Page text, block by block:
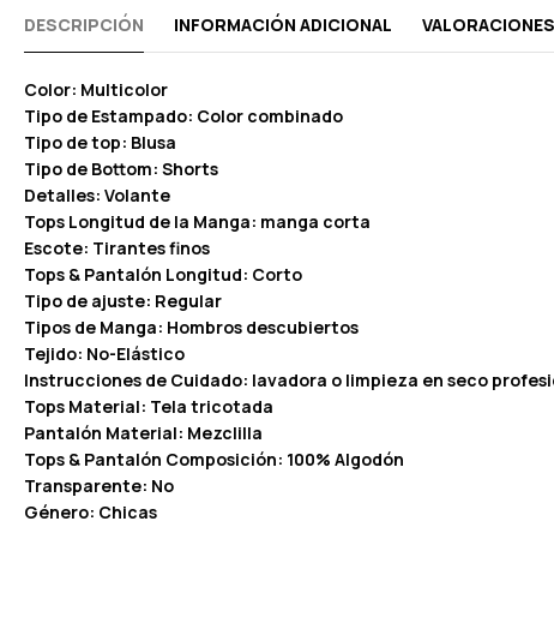
DESCRIPCIÓN INFORMACIÓN ADICIONAL
Color: Multicolor
Tipo de Estampado: Color combinado
Tipo de top: Blusa
Tipo de Bottom: Shorts
Detalles: Volante
Tops Longitud de la Manga: manga corta
Escote: Tirantes finos
Tops & Pantalón Longitud: Corto
Tipo de ajuste: Regular
Tipos de Manga: Hombros descubiertos
Tejido: No-Elástico
Instrucciones de Cuidado: lavadora o limpieza en seco
Tops Material: Tela tricotada
Pantalón Material: Mezclilla
Tops & Pantalón Composición: 100% Algodón
Transparente: No
Género: Chicas